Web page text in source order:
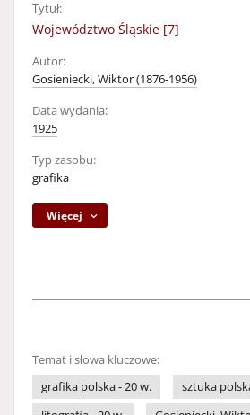
Tytuł:
Województwo Śląskie [7]
Autor:
Gosieniecki, Wiktor (1876-1956)
Data wydania:
1925
Typ zasobu:
grafika
Więcej
Temat i słowa kluczowe:
grafika polska - 20 w.
sztuka